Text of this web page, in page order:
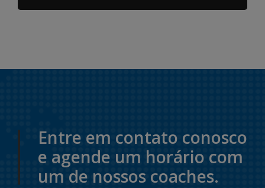
Entre em contato conosco
e agende um horário com
um de nossos coaches.